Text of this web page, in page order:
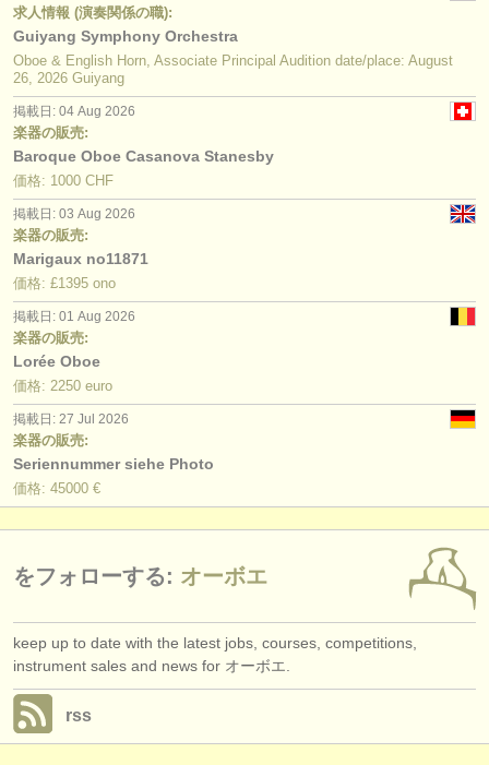
求人情報 (演奏関係の職):
Guiyang Symphony Orchestra
Oboe & English Horn, Associate Principal Audition date/place: August
26, 2026 Guiyang
掲載日: 04 Aug 2026
楽器の販売:
Baroque Oboe Casanova Stanesby
価格: 1000 CHF
掲載日: 03 Aug 2026
楽器の販売:
Marigaux no11871
価格: £1395 ono
掲載日: 01 Aug 2026
楽器の販売:
Lorée Oboe
価格: 2250 euro
掲載日: 27 Jul 2026
楽器の販売:
Seriennummer siehe Photo
価格: 45000 €
をフォローする: オーボエ
keep up to date with the latest jobs, courses, competitions,
instrument sales and news for オーボエ.
rss